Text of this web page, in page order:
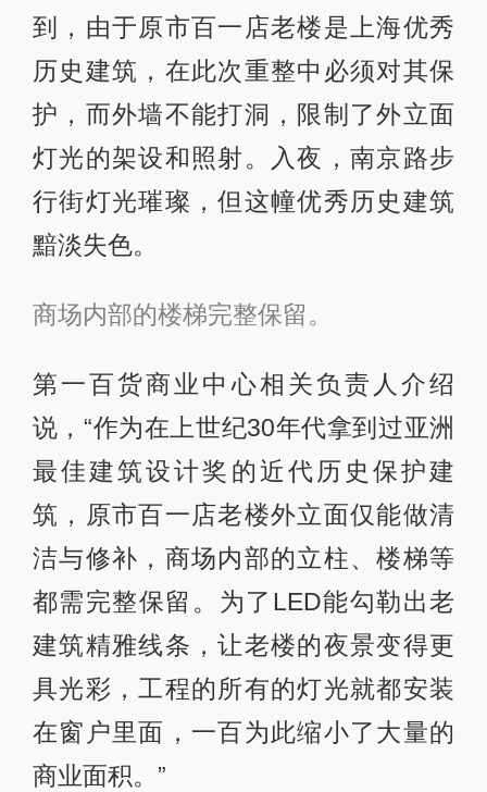
到，由于原市百一店老楼是上海优秀
历史建筑，在此次重整中必须对其保
护，而外墙不能打洞，限制了外立面
灯光的架设和照射。入夜，南京路步
行街灯光璀璨，但这幢优秀历史建筑
黯淡失色。
商场内部的楼梯完整保留。
第一百货商业中心相关负责人介绍
说，“作为在上世纪30年代拿到过亚洲
最佳建筑设计奖的近代历史保护建
筑，原市百一店老楼外立面仅能做清
洁与修补，商场内部的立柱、楼梯等
都需完整保留。为了LED能勾勒出老
建筑精雅线条，让老楼的夜景变得更
具光彩，工程的所有的灯光就都安装
在窗户里面，一百为此缩小了大量的
商业面积。”